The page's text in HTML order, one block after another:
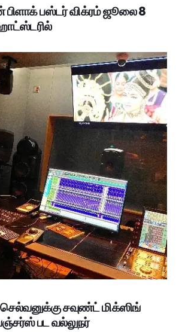
பஸ்டர் விக்ரம் ஜூலை 8
சவுண்ட் மிக்ஸிங்
பட வல்லுநர்